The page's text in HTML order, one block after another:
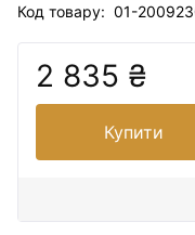
Код товару: 01-
2 835 ₴
Купити